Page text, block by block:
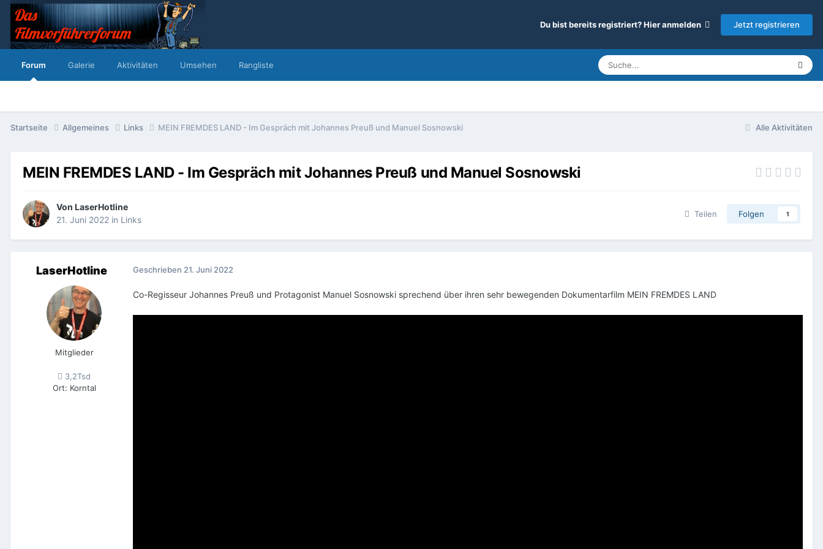
Du bist bereits registriert? Hier anmelden Jetzt registrieren
Forum Galerie Aktivitäten Umsehen Rangliste
Alle Aktivitäten
Startseite Allgemeines Links MEIN FREMDES LAND - Im Gespräch mit Johannes Preuß und Manuel Sosnowski
MEIN FREMDES LAND - Im Gespräch mit Johannes Preuß und Manuel Sosnowski
Von LaserHotline
21. Juni 2022 in Links
Teilen Folgen 1
LaserHotline
Mitglieder
3,2Tsd
Ort: Korntal
Geschrieben 21. Juni 2022
Co-Regisseur Johannes Preuß und Protagonist Manuel Sosnowski sprechend über ihren sehr bewegenden Dokumentarfilm MEIN FREMDES LAND